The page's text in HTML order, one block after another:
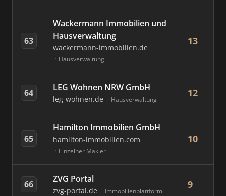
63
Wackermann Immobilien und
Hausverwaltung
wackermann-immobilien.de
Hausverwaltung
13
64 LEG Wohnen NRW GmbH
leg-wohnen.de Hausverwaltung
12
65
Hamilton Immobilien GmbH
hamilton-immobilien.com
Einzelner Makler
10
66 ZVG Portal
zvg-portal.de Immobilienplattform
9